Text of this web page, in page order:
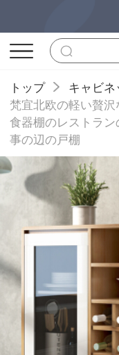
トップ
キャビネ
梵宜北欧の軽い贅
食器棚のレストラ
事の辺の戸棚